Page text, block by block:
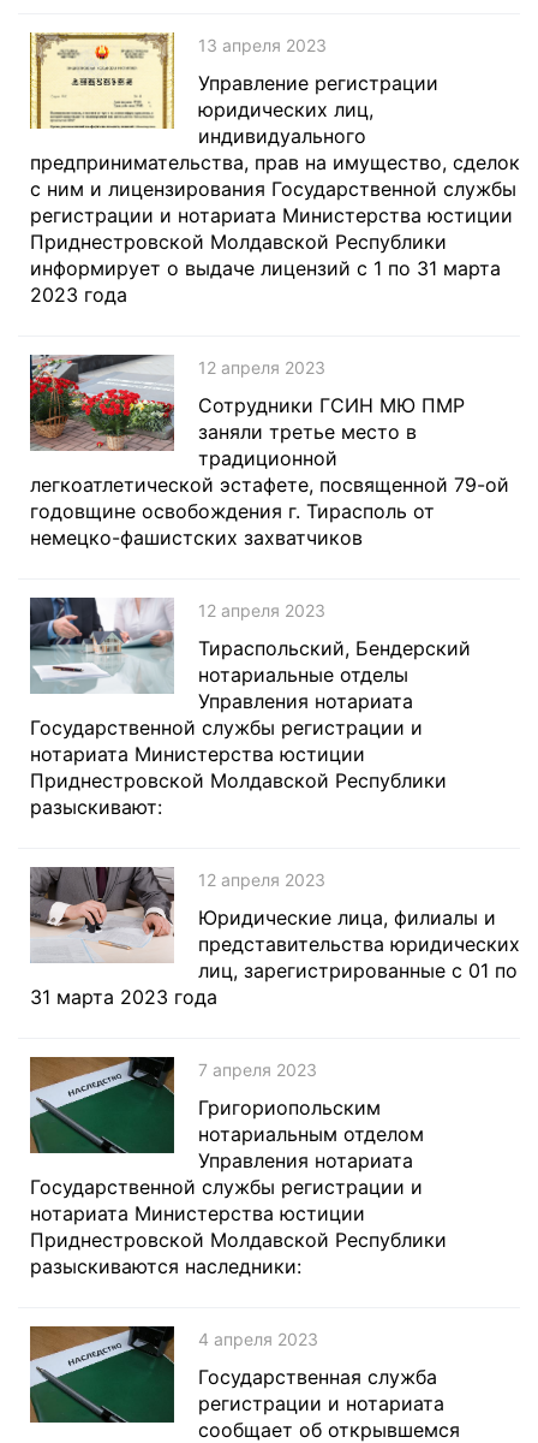
13 апреля 2023
Управление регистрации
юридических лиц,
индивидуального
предпринимательства, прав на имущество, сделок
с ним и лицензирования Государственной службы
регистрации и нотариата Министерства юстиции
Приднестровской Молдавской Республики
информирует о выдаче лицензий с 1 по 31 марта
2023 года
12 апреля 2023
Сотрудники ГСИН МЮ ПМР
заняли третье место в
традиционной
легкоатлетической эстафете, посвященной 79-ой
годовщине освобождения г. Тирасполь от
немецко-фашистских захватчиков
12 апреля 2023
Тираспольский, Бендерский
нотариальные отделы
Управления нотариата
Государственной службы регистрации и
нотариата Министерства юстиции
Приднестровской Молдавской Республики
разыскивают:
12 апреля 2023
Юридические лица, филиалы и
представительства юридических
лиц, зарегистрированные с 01 по
31 марта 2023 года
7 апреля 2023
Григориопольским
нотариальным отделом
Управления нотариата
Государственной службы регистрации и
нотариата Министерства юстиции
Приднестровской Молдавской Республики
разыскиваются наследники:
4 апреля 2023
Государственная служба
регистрации и нотариата
сообщает об открывшемся